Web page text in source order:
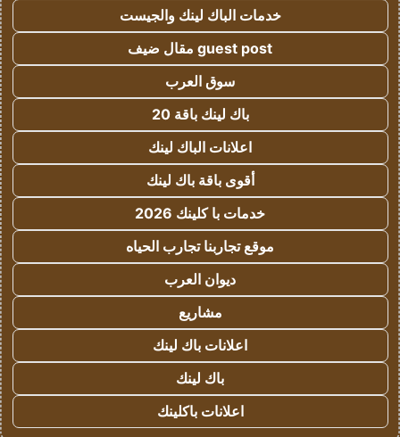
خدمات الباك لينك والجيست
guest post مقال ضيف
سوق العرب
باك لينك باقة 20
اعلانات الباك لينك
أقوى باقة باك لينك
خدمات با كلينك 2026
موقع تجاربنا تجارب الحياه
ديوان العرب
مشاريع
اعلانات باك لينك
باك لينك
اعلانات باكلينك